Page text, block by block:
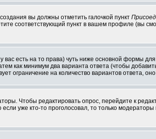
вы должны отметить галочкой пункт
соответствующий пункт в вашем профиле (вы
вас есть на то права) чуть ниже основной формы
как минимум два варианта ответа (чтобы
ограничение на количество вариантов ответа,
Чтобы редактировать опрос, перейдите к
уже кто-то проголосовал, то только